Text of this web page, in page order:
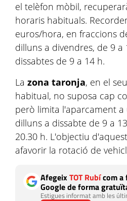
el telèfon mòbil,
horaris habituals.
euros/hora, en fraccions
dilluns a divendres, de 9 a
dissabtes de 9 a 14 h.
La zona taronja, en el
habitual, no suposa cap
però limita l'aparcament
dilluns a dissabte de 9 a
20.30 h. L'objectiu
afavorir la rotació de
AfegeixTOT Rubícom a
Google de forma
Estigues informat amb les